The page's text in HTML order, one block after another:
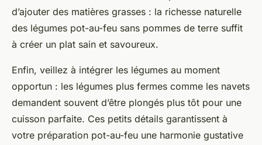
d’ajouter des matières grasses : la richesse naturelle
des légumes pot-au-feu sans pommes de terre suffit
à créer un plat sain et savoureux.
Enfin, veillez à intégrer les légumes au moment
opportun : les légumes plus fermes comme les navets
demandent souvent d’être plongés plus tôt pour une
cuisson parfaite. Ces petits détails garantissent à
votre préparation pot-au-feu une harmonie gustative